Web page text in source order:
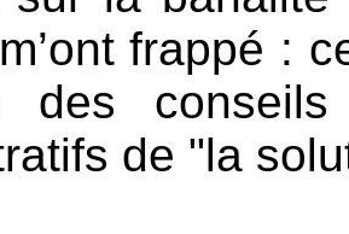
frappé :
des
de "la